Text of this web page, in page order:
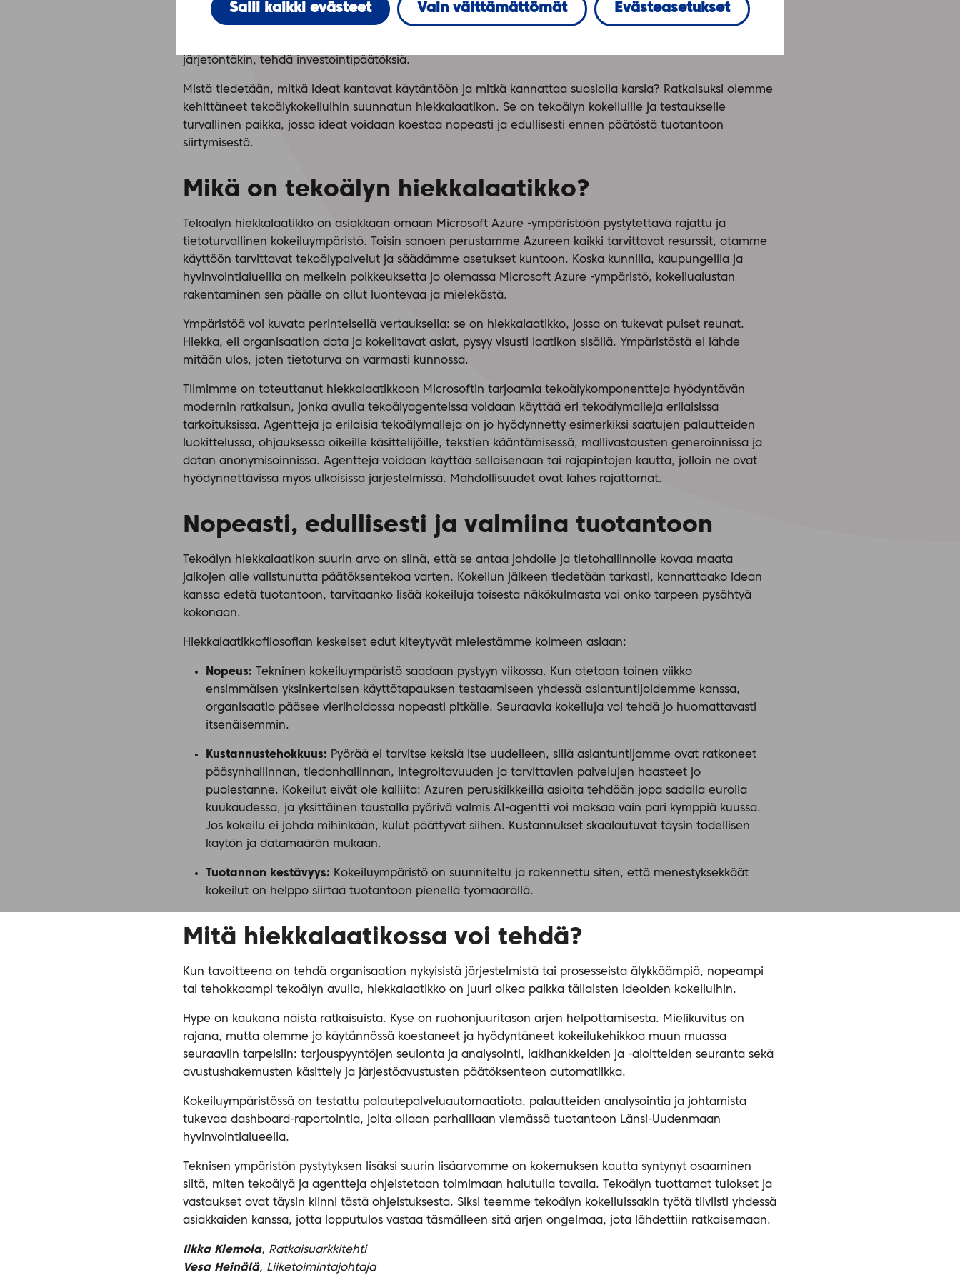
Salli kaikki evästeet Vain välttämättömät Evästeasetukset
Kaupunkien ja hyvinvointialueiden tietohallintojohtajilla on käsissään positiivinen ongelma. Henkilöstöltä ja
yhteistyökumppaneilta satelee jatkuvasti ehdotuksia siitä, mitä kaikkea organisaatiossa voitaisiin tehostaa
järjetöntäkin, tehdä investointipäätöksiä.
Mistä tiedetään, mitkä ideat kantavat käytäntöön ja mitkä kannattaa suosiolla karsia? Ratkaisuksi olemme
kehittäneet tekoälykokeiluihin suunnatun hiekkalaatikon. Se on tekoälyn kokeiluille ja testaukselle
turvallinen paikka, jossa ideat voidaan koestaa nopeasti ja edullisesti ennen päätöstä tuotantoon
siirtymisestä.
Mikä on tekoälyn hiekkalaatikko?
Tekoälyn hiekkalaatikko on asiakkaan omaan Microsoft Azure -ympäristöön pystytettävä rajattu ja
tietoturvallinen kokeiluympäristö. Toisin sanoen perustamme Azureen kaikki tarvittavat resurssit, otamme
käyttöön tarvittavat tekoälypalvelut ja säädämme asetukset kuntoon. Koska kunnilla, kaupungeilla ja
hyvinvointialueilla on melkein poikkeuksetta jo olemassa Microsoft Azure -ympäristö, kokeilualustan
rakentaminen sen päälle on ollut luontevaa ja mielekästä.
Ympäristöä voi kuvata perinteisellä vertauksella: se on hiekkalaatikko, jossa on tukevat puiset reunat.
Hiekka, eli organisaation data ja kokeiltavat asiat, pysyy visusti laatikon sisällä. Ympäristöstä ei lähde
mitään ulos, joten tietoturva on varmasti kunnossa.
Tiimimme on toteuttanut hiekkalaatikkoon Microsoftin tarjoamia tekoälykomponentteja hyödyntävän
modernin ratkaisun, jonka avulla tekoälyagenteissa voidaan käyttää eri tekoälymalleja erilaisissa
tarkoituksissa. Agentteja ja erilaisia tekoälymalleja on jo hyödynnetty esimerkiksi saatujen palautteiden
luokittelussa, ohjauksessa oikeille käsittelijöille, tekstien kääntämisessä, mallivastausten generoinnissa ja
datan anonymisoinnissa. Agentteja voidaan käyttää sellaisenaan tai rajapintojen kautta, jolloin ne ovat
hyödynnettävissä myös ulkoisissa järjestelmissä. Mahdollisuudet ovat lähes rajattomat.
Nopeasti, edullisesti ja valmiina tuotantoon
Tekoälyn hiekkalaatikon suurin arvo on siinä, että se antaa johdolle ja tietohallinnolle kovaa maata
jalkojen alle valistunutta päätöksentekoa varten. Kokeilun jälkeen tiedetään tarkasti, kannattaako idean
kanssa edetä tuotantoon, tarvitaanko lisää kokeiluja toisesta näkökulmasta vai onko tarpeen pysähtyä
kokonaan.
Hiekkalaatikkofilosofian keskeiset edut kiteytyvät mielestämme kolmeen asiaan:
Nopeus: Tekninen kokeiluympäristö saadaan pystyyn viikossa. Kun otetaan toinen viikko
ensimmäisen yksinkertaisen käyttötapauksen testaamiseen yhdessä asiantuntijoidemme kanssa,
organisaatio pääsee vierihoidossa nopeasti pitkälle. Seuraavia kokeiluja voi tehdä jo huomattavasti
itsenäisemmin.
Kustannustehokkuus: Pyörää ei tarvitse keksiä itse uudelleen, sillä asiantuntijamme ovat ratkoneet
pääsynhallinnan, tiedonhallinnan, integroitavuuden ja tarvittavien palvelujen haasteet jo
puolestanne. Kokeilut eivät ole kalliita: Azuren peruskilkkeillä asioita tehdään jopa sadalla eurolla
kuukaudessa, ja yksittäinen taustalla pyörivä valmis AI-agentti voi maksaa vain pari kymppiä kuussa.
Jos kokeilu ei johda mihinkään, kulut päättyvät siihen. Kustannukset skaalautuvat täysin todellisen
käytön ja datamäärän mukaan.
Tuotannon kestävyys: Kokeiluympäristö on suunniteltu ja rakennettu siten, että menestyksekkäät
kokeilut on helppo siirtää tuotantoon pienellä työmäärällä.
Mitä hiekkalaatikossa voi tehdä?
Kun tavoitteena on tehdä organisaation nykyisistä järjestelmistä tai prosesseista älykkäämpiä, nopeampi
tai tehokkaampi tekoälyn avulla, hiekkalaatikko on juuri oikea paikka tällaisten ideoiden kokeiluihin.
Hype on kaukana näistä ratkaisuista. Kyse on ruohonjuuritason arjen helpottamisesta. Mielikuvitus on
rajana, mutta olemme jo käytännössä koestaneet ja hyödyntäneet kokeilukehikkoa muun muassa
seuraaviin tarpeisiin: tarjouspyyntöjen seulonta ja analysointi, lakihankkeiden ja -aloitteiden seuranta sekä
avustushakemusten käsittely ja järjestöavustusten päätöksenteon automatiikka.
Kokeiluympäristössä on testattu palautepalveluautomaatiota, palautteiden analysointia ja johtamista
tukevaa dashboard-raportointia, joita ollaan parhaillaan viemässä tuotantoon Länsi-Uudenmaan
hyvinvointialueella.
Teknisen ympäristön pystytyksen lisäksi suurin lisäarvomme on kokemuksen kautta syntynyt osaaminen
siitä, miten tekoälyä ja agentteja ohjeistetaan toimimaan halutulla tavalla. Tekoälyn tuottamat tulokset ja
vastaukset ovat täysin kiinni tästä ohjeistuksesta. Siksi teemme tekoälyn kokeiluissakin työtä tiiviisti yhdessä
asiakkaiden kanssa, jotta lopputulos vastaa täsmälleen sitä arjen ongelmaa, jota lähdettiin ratkaisemaan.
Ilkka Klemola, Ratkaisuarkkitehti
Vesa Heinälä, Liiketoimintajohtaja